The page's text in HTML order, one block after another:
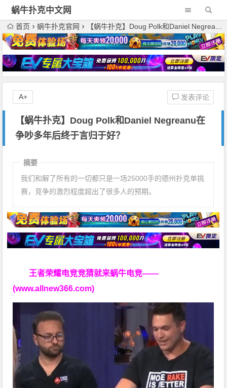
蜗牛扑克中文网
首页 蜗牛扑克官网 【蜗牛扑克】Doug Polk和Daniel Negreanu在争吵多年后终于言归于好？
【蜗牛扑克】Doug Polk和Daniel Negreanu在
争吵多年后终于言归于好？
发表评论
A+
摘要
我们和解了所有的一切都只是一场25000手的德州扑克单挑
赛，竞争的激烈程度超出了很多人的预期。
王者荣耀电竞竞猜就来蜗牛电竞——
(www.allnew366.com)